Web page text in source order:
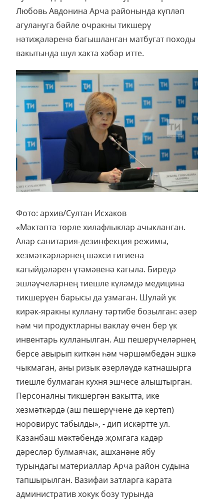
Любовь Авдонина Арча районында күпләп
агулануга бәйле очракны тикшерү
нәтиҗәләренә багышланган матбугат походы
вакытында шул хакта хәбәр итте.
Фото: архив/Султан Исхаков
«Мәктәптә төрле хилафлыклар ачыкланган.
Алар санитария-дезинфекция режимы,
хезмәткәрләрнең шәхси гигиена
кагыйдәләрен үтәмәвенә кагыла. Биредә
эшләүчеләрнең тиешле күләмдә медицина
тикшерүен барысы да узмаган. Шулай ук
кирәк-яракны куллану тәртибе бозылган: әзер
һәм чи продуктларны ваклау өчен бер үк
инвентарь кулланылган. Аш пешерүчеләрнең
берсе авырып киткән һәм чәршәмбедән эшкә
чыкмаган, аны ризык әзерләүдә катнашырга
тиешле булмаган кухня эшчесе алыштырган.
Персоналны тикшергән вакытта, ике
хезмәткәрдә (аш пешерүчене дә кертеп)
норовирус табылды», - дип искәртте ул.
Казанбаш мәктәбендә җомгага кадәр
дәресләр булмаячак, ашханәне ябу
турындагы материаллар Арча район судына
тапшырылган. Вазифаи затларга карата
административ хокук бозу турында